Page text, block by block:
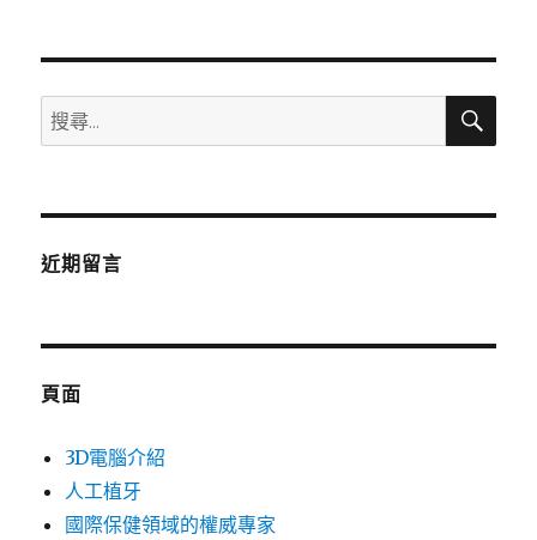
搜
尋
鍵
搜
近期留言
頁面
3D電腦介紹
人工植牙
國際保健領域的權威專家